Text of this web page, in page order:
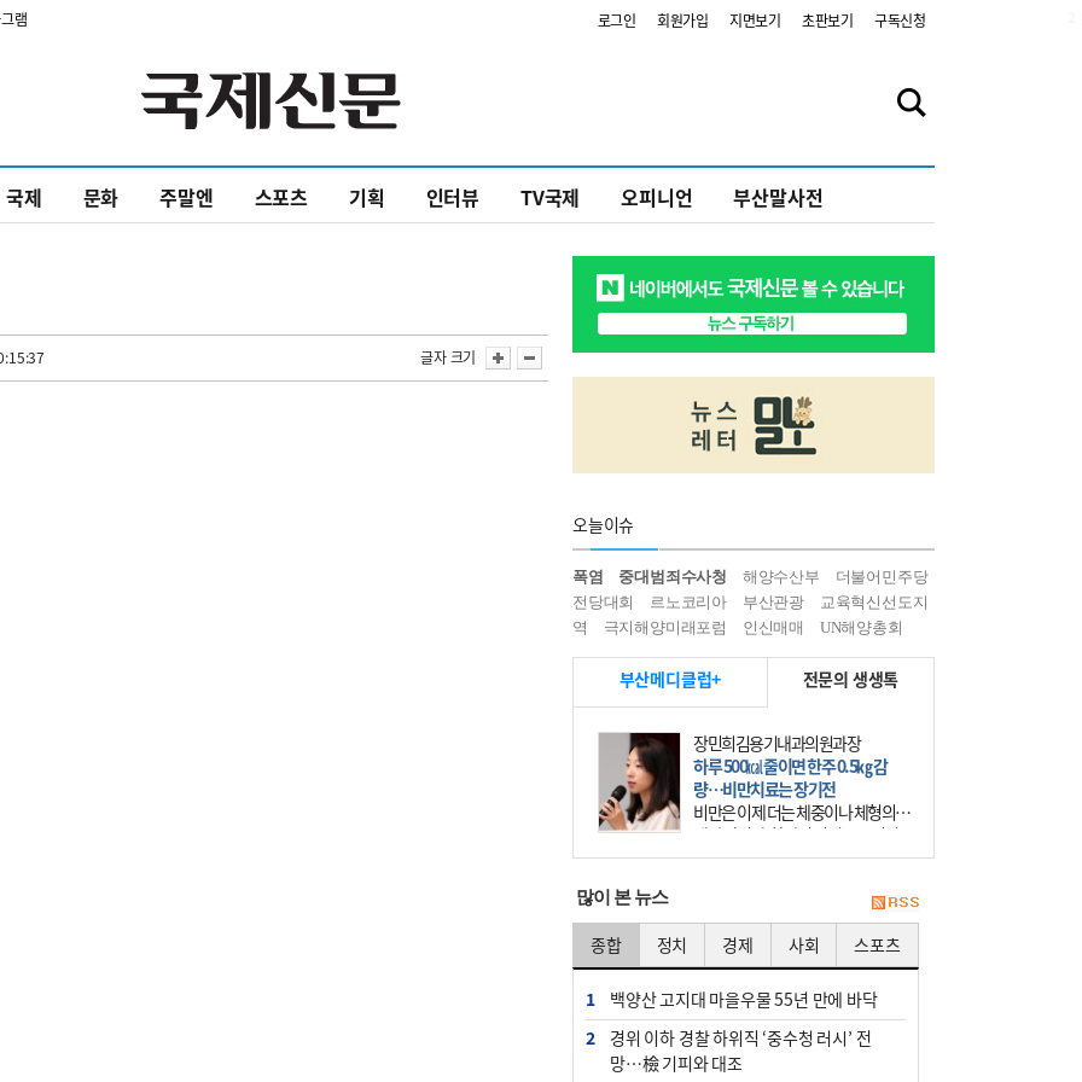
램 로그인 회원가입 지면보기 초판보기 구독신청
국제 문화 주말엔 스포츠 기획 인터뷰 TV국제 오피니언 부산말사전
글자 크기
오늘이슈
폭염 중대범죄수사청 해양수산부
더불어민주당
전당대회
르노코리아 부산관광
교육혁신선도지
역
극지해양미래포럼 인신매매 UN해양총회
부산메디클럽+ 전문의 생생톡
장민희김용기내과의원과장
하루 500㎉ 줄이면 한주 0.5㎏ 감
량…비만치료는 장기전
비만은 이제 더는 체중이나 체형의 문
제가 아니다. 하나의 질병으로 인지
하고 치료와 관리를 해야 한다. 세계
많이 본 뉴스
종합 정치 경제 사회 스포츠
1
백양산 고지대 마을우물 55년 만에 바닥
2
경위 이하 경찰 하위직 ‘중수청 러시’ 전
망…檢 기피와 대조